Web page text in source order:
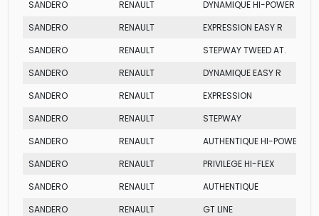
SANDERO
RENAULT
DYNAMIQUE HI-POWER
SANDERO
RENAULT
EXPRESSION EASY R
SANDERO
RENAULT
STEPWAY TWEED AT.
SANDERO
RENAULT
DYNAMIQUE EASY R
SANDERO
RENAULT
EXPRESSION
SANDERO
RENAULT
STEPWAY
SANDERO
RENAULT
AUTHENTIQUE HI-POWER
SANDERO
RENAULT
PRIVILEGE HI-FLEX
SANDERO
RENAULT
AUTHENTIQUE
SANDERO
RENAULT
GT LINE